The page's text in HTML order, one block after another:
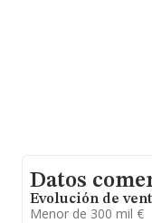
Datos
Evolución de
Menor de 300 mil €